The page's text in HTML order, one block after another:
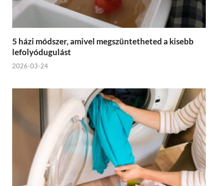
5 házi módszer, amivel megszüntetheted a kisebb
lefolyódugulást
2026-03-24